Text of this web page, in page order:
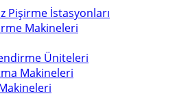
Pişirme İstasyonları
Makineleri
Üniteleri
Makineleri